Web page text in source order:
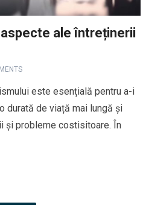
ale întreținerii
este esențială pentru a-i
durată de viață mai lungă și
și probleme costisitoare. În